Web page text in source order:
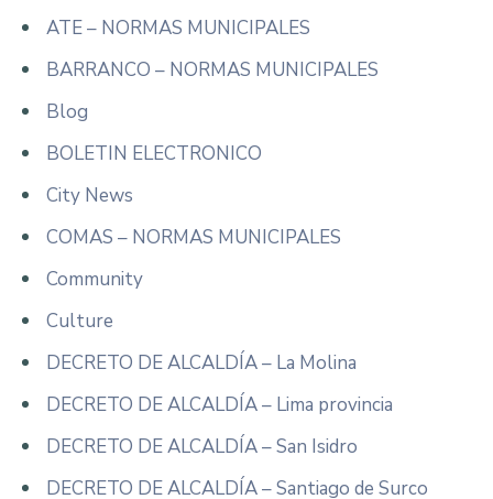
ATE – NORMAS MUNICIPALES
BARRANCO – NORMAS MUNICIPALES
Blog
BOLETIN ELECTRONICO
City News
COMAS – NORMAS MUNICIPALES
Community
Culture
DECRETO DE ALCALDÍA – La Molina
DECRETO DE ALCALDÍA – Lima provincia
DECRETO DE ALCALDÍA – San Isidro
DECRETO DE ALCALDÍA – Santiago de Surco